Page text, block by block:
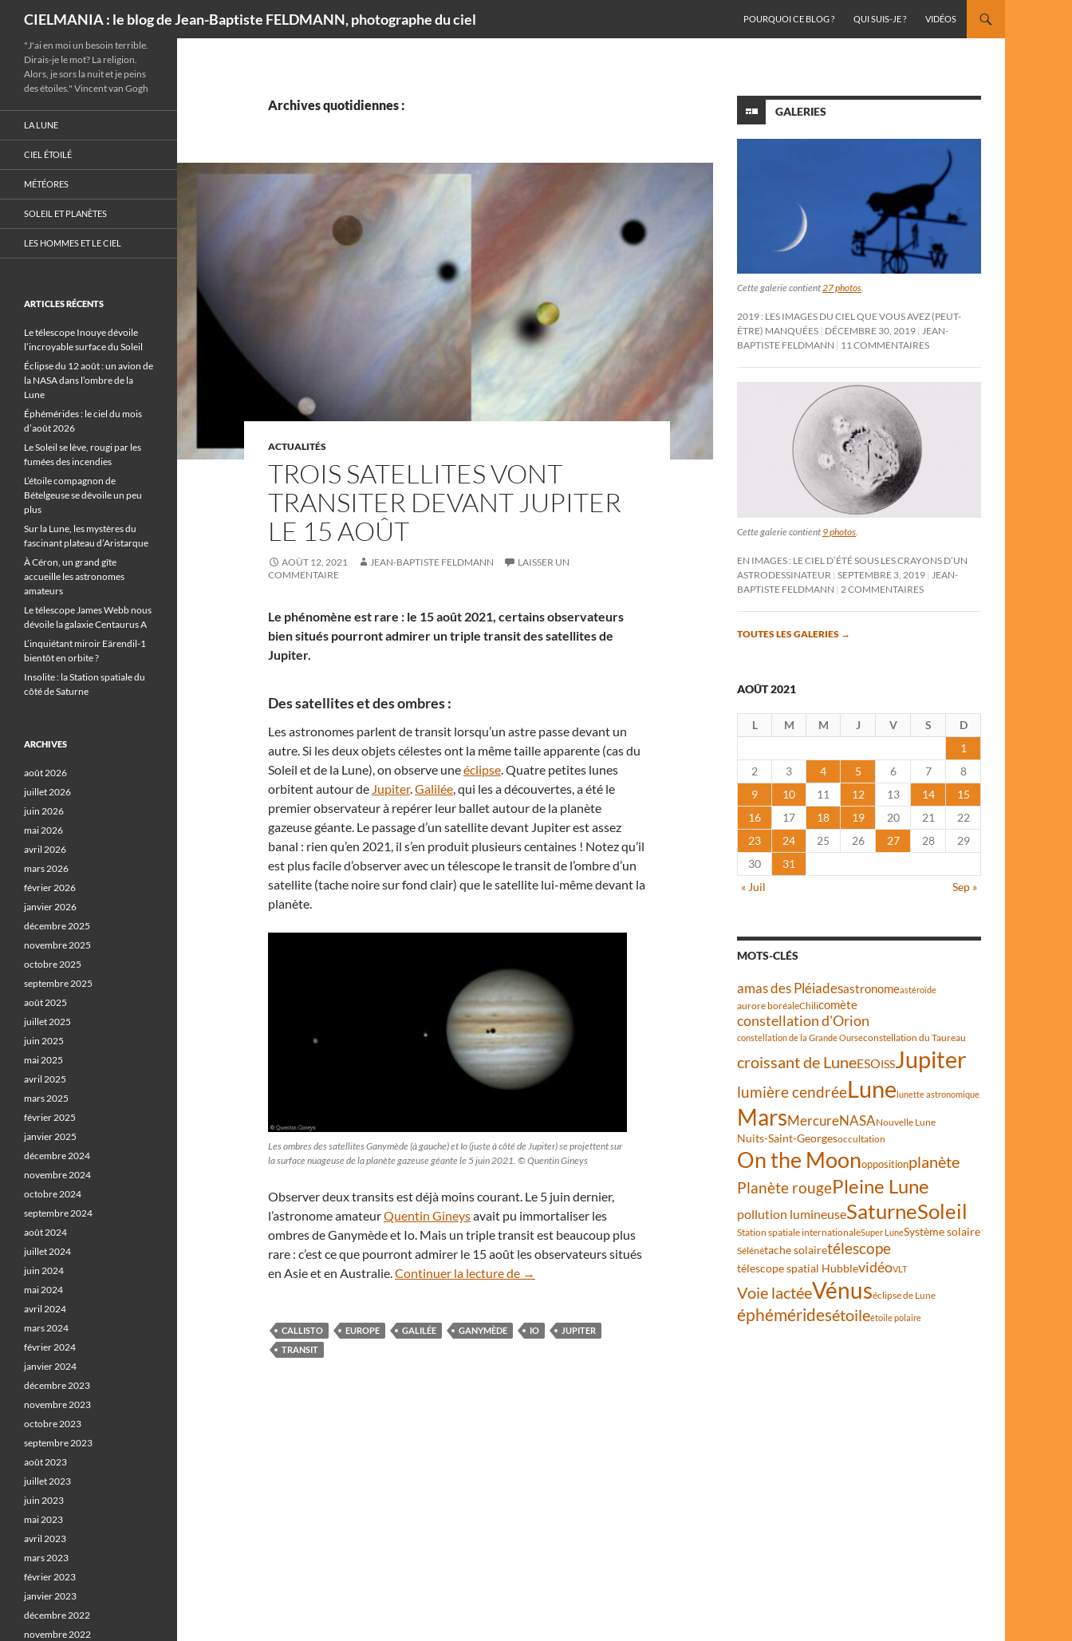
CIELMANIA : le blog de Jean-Baptiste FELDMANN, photographe du ciel
POURQUOI CE BLOG ?
QUI SUIS-JE ? VIDÉOS
Archives quotidiennes :
ACTUALITÉS
TROIS SATELLITES VONT
TRANSITER DEVANT JUPITER
LE 15 AOÛT
AOÛT 12, 2021 JEAN-BAPTISTE FELDMANN
LAISSER UN
COMMENTAIRE
Le phénomène est rare : le 15 août 2021, certains observateurs
bien situés pourront admirer un triple transit des satellites de
Jupiter.
Des satellites et des ombres :
Les astronomes parlent de transit lorsqu’un astre passe devant un
autre. Si les deux objets célestes ont la même taille apparente (cas du
Soleil et de la Lune), on observe uneéclipse. Quatre petites lunes
orbitent autour de Jupiter.Galilée, qui les a découvertes, a été le
premier observateur à repérer leur ballet autour de la planète
gazeuse géante. Le passage d’un satellite devant Jupiter est assez
banal : rien qu’en 2021, il s’en produit plusieurs centaines ! Notez qu’il
est plus facile d’observer avec un télescope le transit de l’ombre d’un
satellite (tache noire sur fond clair) que le satellite lui-même devant la
planète.
Les ombres des satellites Ganymède (à gauche) et Io (juste à côté de Jupiter) se projettent sur
la surface nuageuse de la planète gazeuse géante le 5 juin 2021. © Quentin Gineys
Observer deux transits est déjà moins courant. Le 5 juin dernier,
l’astronome amateurQuentin Gineysavait pu immortaliser les
ombres de Ganymède et Io. Mais un triple transit est beaucoup plus
rare : c’est ce que pourront admirer le 15 août les observateurs situés
en Asie et en Australie.Continuer la lecture de Trois satellites vont transiter devant Jupiter le 15 août
→
CALLISTO EUROPE GALILÉE GANYMÈDE IO
JUPITER
TRANSIT
GALERIES
Cette galerie contient27 photos.
2019 : LES IMAGES DU CIEL QUE VOUS AVEZ (PEUT-
ÊTRE) MANQUÉES DÉCEMBRE 30, 2019 JEAN-
BAPTISTE FELDMANN
11 COMMENTAIRES
Cette galerie contient 9 photos
EN IMAGES : LE CIEL D’ÉTÉ SOUS LES CRAYONS D’UN
ASTRODESSINATEUR SEPTEMBRE 3, 2019
JEAN-
BAPTISTE FELDMANN
2 COMMENTAIRES
TOUTES LES GALERIES →
AOÛT 2021
L M M J V S
D
1
2
3 4 5 6 7
8
9
10 11 12 13 14
15
16
17 18 19 20 21
22
23
24 25 26 27 28
29
30
31
« Juil
Sep »
MOTS-CLÉS
amas des Pléiadesastronomeastéroïde
aurore boréaleChilicomète
constellation d'Orion
constellation de la Grande Ourseconstellation du Taureau
croissant de LuneESOISSJupiter
lumière cendréeLunelunette astronomique
MarsMercureNASANouvelle Lune
Nuits-Saint-Georgesoccultation
On the Moonoppositionplanète
Planète rougePleine Lune
pollution lumineuseSaturneSoleil
Station spatiale internationaleSuper LuneSystème solaire
Sélénétache solairetélescope
télescope spatial HubblevidéoVLT
Voie lactéeVénuséclipse de Lune
éphéméridesétoileétoile polaire
"J'ai en moi un besoin terrible.
Dirais-je le mot? La religion.
Alors, je sors la nuit et je peins
des étoiles." Vincent van Gogh
LA LUNE
CIEL ÉTOILÉ
MÉTÉORES
SOLEIL ET PLANÈTES
LES HOMMES ET LE CIEL
ARTICLES RÉCENTS
Le télescope Inouye dévoile
l’incroyable surface du Soleil
Éclipse du 12 août : un avion de
la NASA dans l’ombre de la
Lune
Éphémérides : le ciel du mois
d’août 2026
Le Soleil se lève, rougi par les
fumées des incendies
L’étoile compagnon de
Bételgeuse se dévoile un peu
plus
Sur la Lune, les mystères du
fascinant plateau d’Aristarque
À Céron, un grand gîte
accueille les astronomes
amateurs
Le télescope James Webb nous
dévoile la galaxie Centaurus A
L’inquiétant miroir Eärendil-1
bientôt en orbite ?
Insolite : la Station spatiale du
côté de Saturne
ARCHIVES
août 2026
juillet 2026
juin 2026
mai 2026
avril 2026
mars 2026
février 2026
janvier 2026
décembre 2025
novembre 2025
octobre 2025
septembre 2025
août 2025
juillet 2025
juin 2025
mai 2025
avril 2025
mars 2025
février 2025
janvier 2025
décembre 2024
novembre 2024
octobre 2024
septembre 2024
août 2024
juillet 2024
juin 2024
mai 2024
avril 2024
mars 2024
février 2024
janvier 2024
décembre 2023
novembre 2023
octobre 2023
septembre 2023
août 2023
juillet 2023
juin 2023
mai 2023
avril 2023
mars 2023
février 2023
janvier 2023
décembre 2022
novembre 2022